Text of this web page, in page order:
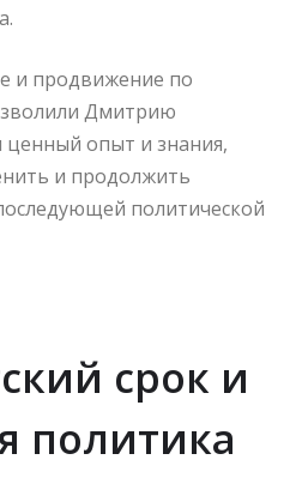
и продвижение по
Дмитрию
опыт и знания,
и продолжить
политической
срок и
политика